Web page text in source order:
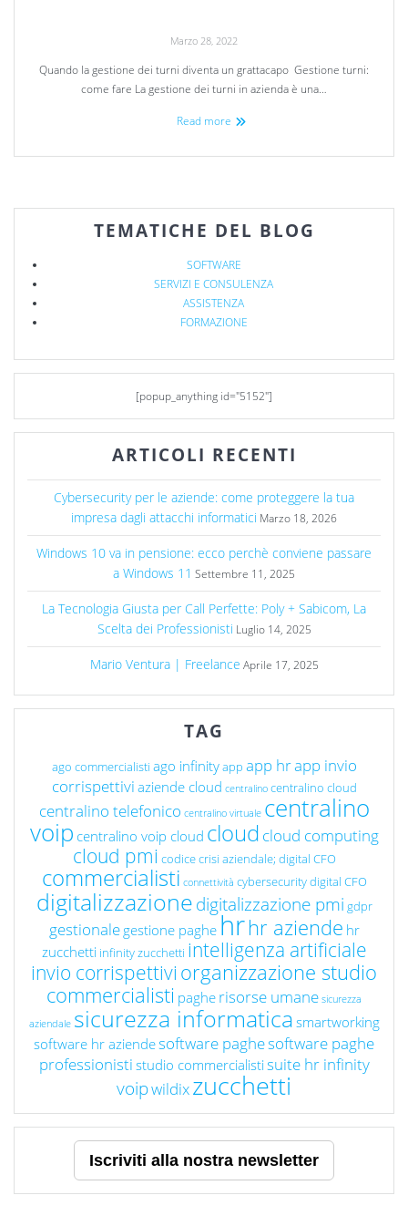
Marzo 28, 2022
Quando la gestione dei turni diventa un grattacapo Gestione turni:
come fare La gestione dei turni in azienda è una…
Read more
TEMATICHE DEL BLOG
SOFTWARE
SERVIZI E CONSULENZA
ASSISTENZA
FORMAZIONE
[popup_anything id="5152"]
ARTICOLI RECENTI
Cybersecurity per le aziende: come proteggere la tua
impresa dagli attacchi informatici Marzo 18, 2026
Windows 10 va in pensione: ecco perchè conviene passare
a Windows 11 Settembre 11, 2025
La Tecnologia Giusta per Call Perfette: Poly + Sabicom, La
Scelta dei Professionisti Luglio 14, 2025
Mario Ventura | Freelance Aprile 17, 2025
TAG
ago commercialisti ago infinityapp app hrapp invio
corrispettivi aziende cloud centralino centralino cloud
centralino telefonico centralino virtuale centralino
voip centralino voip cloud cloud cloud computing
cloud pmi codice crisi aziendale; digital CFO
commercialisti connettività cybersecuritydigital CFO
digitalizzazionedigitalizzazione pmi gdpr
gestionale gestione paghe hrhr aziende hr
zucchetti infinity zucchetti intelligenza artificiale
invio corrispettivi organizzazione studio
commercialisti paghe risorse umane sicurezza
aziendale sicurezza informatica smartworking
software hr aziendesoftware paghesoftware paghe
professionisti studio commercialisti suite hr infinity
voipwildixzucchetti
Iscriviti alla nostra newsletter